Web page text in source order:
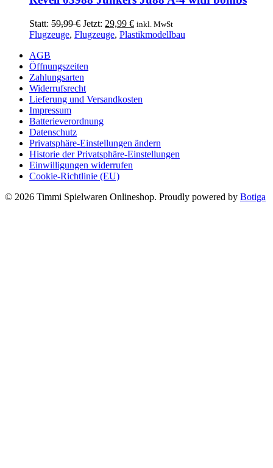
Statt: 59,99€ Ursprünglicher
Preis
Jetzt: 29,99 €Aktueller
Preis
inkl. MwSt
Flugzeuge, Flugzeuge, Plastikmodellbau
AGB
Öffnungszeiten
Zahlungsarten
Widerrufsrecht
Lieferung und Versandkosten
Impressum
Batterieverordnung
Datenschutz
Privatsphäre-Einstellungen ändern
Historie der Privatsphäre-Einstellungen
Einwilligungen widerrufen
Cookie-Richtlinie (EU)
© 2026 Timmi Spielwaren Onlineshop. Proudly powered by Botiga